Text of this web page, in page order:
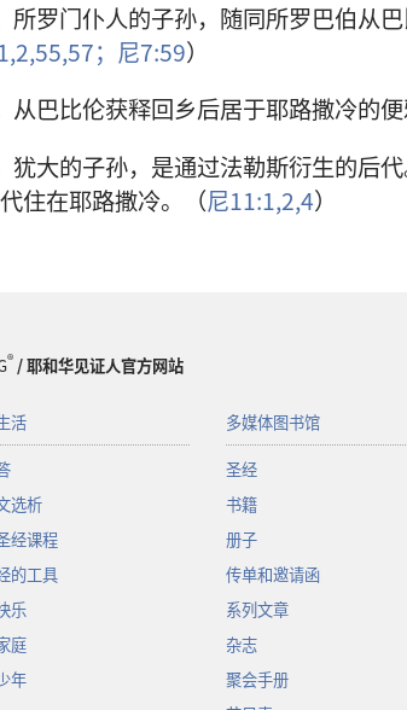
所罗门仆人的子孙，随同所罗巴伯从
55,57； 尼7:59）
从巴比伦获释回乡后居于耶路撒冷的
犹大的子孙，是通过法勒斯衍生的后
住在耶路撒冷。（尼11:1,2,4）
®/ 耶和华见证人官方网站
活
选析
经课程
的工具
乐
庭
年
多媒体图书馆
圣经
书籍
册子
传单和邀请函
系列文章
杂志
聚会手册